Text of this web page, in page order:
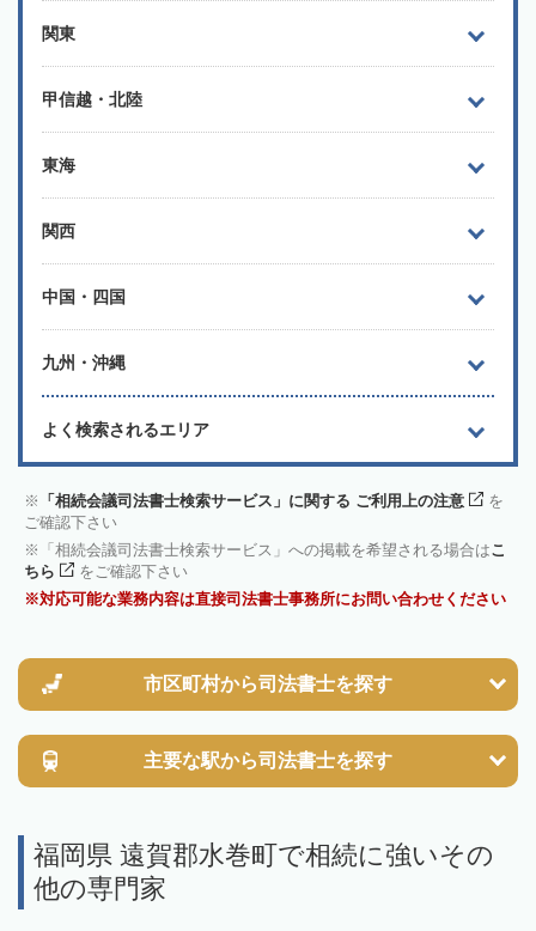
関東
甲信越・北陸
東海
関西
中国・四国
九州・沖縄
よく検索されるエリア
「相続会議司法書士検索サービス」に関する ご利用上の注意
を
ご確認下さい
「相続会議司法書士検索サービス」への掲載を希望される場合はこ
ちら
をご確認下さい
対応可能な業務内容は直接司法書士事務所にお問い合わせください
市区町村から司法書士を探す
主要な駅から司法書士を探す
福岡県 遠賀郡水巻町で相続に強いその
他の専門家